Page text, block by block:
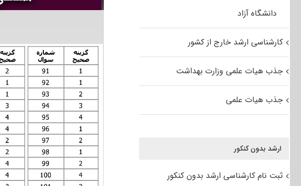
دانشگاه آزاد
کارشناسی ارشد خارج از کشور
جذب هیات علمی وزارت بهداشت
جذب هیات علمی
ارشد بدون کنکور
ثبت نام کارشناسی ارشد بدون کنکور